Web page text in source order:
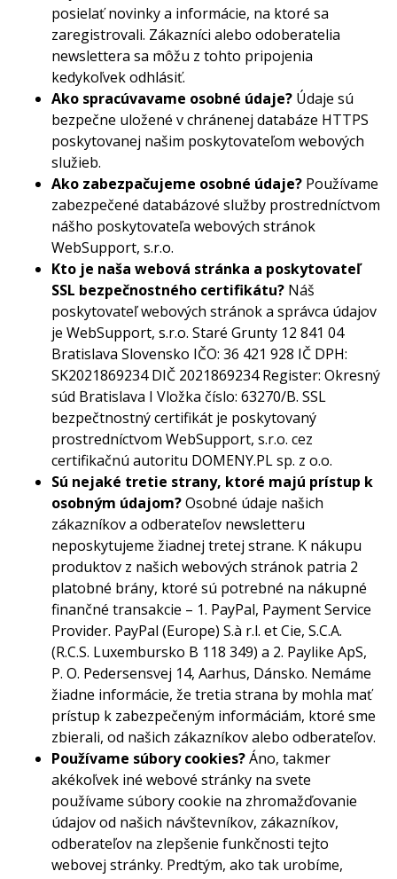
posielať novinky a informácie, na ktoré sa
zaregistrovali. Zákazníci alebo odoberatelia
newslettera sa môžu z tohto pripojenia
kedykoľvek odhlásiť.
Ako spracúvavame osobné údaje? Údaje sú
bezpečne uložené v chránenej databáze HTTPS
poskytovanej našim poskytovateľom webových
služieb.
Ako zabezpačujeme osobné údaje? Používame
zabezpečené databázové služby prostredníctvom
nášho poskytovateľa webových stránok
WebSupport, s.r.o.
Kto je naša webová stránka a poskytovateľ
SSL bezpečnostného certifikátu? Náš
poskytovateľ webových stránok a správca údajov
je WebSupport, s.r.o. Staré Grunty 12 841 04
Bratislava Slovensko IČO: 36 421 928 IČ DPH:
SK2021869234 DIČ 2021869234 Register: Okresný
súd Bratislava I Vložka číslo: 63270/B. SSL
bezpečtnostný certifikát je poskytovaný
prostredníctvom WebSupport, s.r.o. cez
certifikačnú autoritu DOMENY.PL sp. z o.o.
Sú nejaké tretie strany, ktoré majú prístup k
osobným údajom?Osobné údaje našich
zákazníkov a odberateľov newsletteru
neposkytujeme žiadnej tretej strane. K nákupu
produktov z našich webových stránok patria 2
platobné brány, ktoré sú potrebné na nákupné
finančné transakcie – 1. PayPal, Payment Service
Provider. PayPal (Europe) S.à r.l. et Cie, S.C.A.
(R.C.S. Luxembursko B 118 349) a 2. Paylike ApS,
P. O. Pedersensvej 14, Aarhus, Dánsko. Nemáme
žiadne informácie, že tretia strana by mohla mať
prístup k zabezpečeným informáciám, ktoré sme
zbierali, od našich zákazníkov alebo odberateľov.
Používame súbory cookies?Áno, takmer
akékoľvek iné webové stránky na svete
používame súbory cookie na zhromažďovanie
údajov od našich návštevníkov, zákazníkov,
odberateľov na zlepšenie funkčnosti tejto
webovej stránky. Predtým, ako tak urobíme,